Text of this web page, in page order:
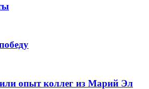
опыт коллег из Марий Эл